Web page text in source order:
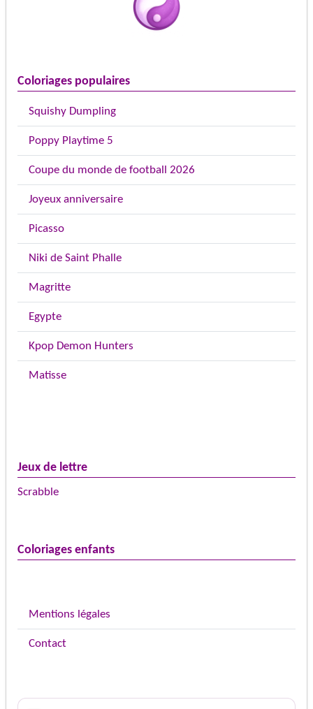
Coloriages populaires
Squishy Dumpling
Poppy Playtime 5
Coupe du monde de football 2026
Joyeux anniversaire
Picasso
Niki de Saint Phalle
Magritte
Egypte
Kpop Demon Hunters
Matisse
Jeux de lettre
Scrabble
Coloriages enfants
Mentions légales
Contact